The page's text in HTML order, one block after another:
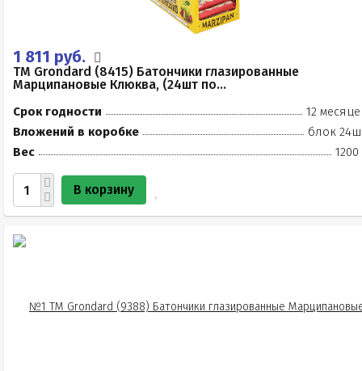
1 811 руб.
TM Grondard (8415) Батончики глазированные
Марципановые Клюква, (24шт по...
Срок годности
12
Вложений в коробке
блок
Вес
1200
В корзину